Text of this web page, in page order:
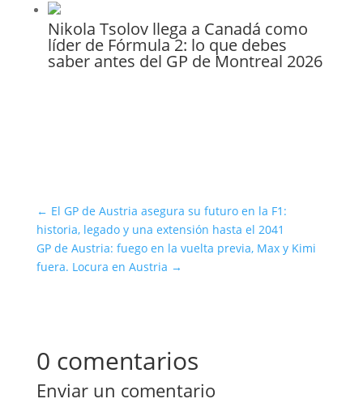
Nikola Tsolov llega a Canadá como
líder de Fórmula 2: lo que debes
saber antes del GP de Montreal 2026
← El GP de Austria asegura su futuro en la F1:
historia, legado y una extensión hasta el 2041
GP de Austria: fuego en la vuelta previa, Max y Kimi
fuera. Locura en Austria →
0 comentarios
Enviar un comentario